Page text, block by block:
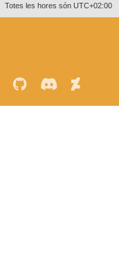
Totes les hores són UTC+02:00